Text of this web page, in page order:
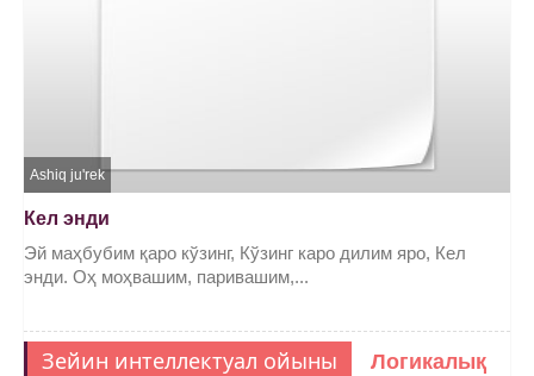
Ashiq ju'rek
Кел энди
Эй маҳбубим қаро кўзинг, Кўзинг каро дилим яро, Кел
энди. Оҳ моҳвашим, паривашим,...
Зейин интеллектуал ойыны
Логикалық